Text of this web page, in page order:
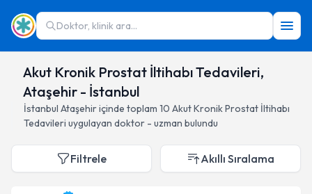
Doktor, klinik ara...
Akut Kronik Prostat İltihabı Tedavileri,
Ataşehir - İstanbul
İstanbul Ataşehiriçinde toplam 10 Akut Kronik Prostat İltihabı
Tedavileri uygulayan doktor - uzman bulundu
Filtrele Akıllı Sıralama